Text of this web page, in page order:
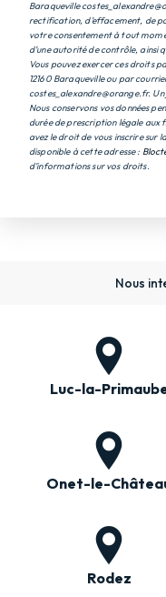
Baraqueville
rectification, d’effacement, de
votre consentement à tout
d’une autorité de contrôle, ainsi
Vous pouvez exercer ces droits
12160 Baraqueville ou par
costes_alexandre@orange.fr.
Nous conservons vos données
durée de prescription légale aux
avez le droit de vous inscrire sur
disponible à cette adresse :
d’informations sur vos droits.
Nous
Luc-la-
Onet-le-
Rodez